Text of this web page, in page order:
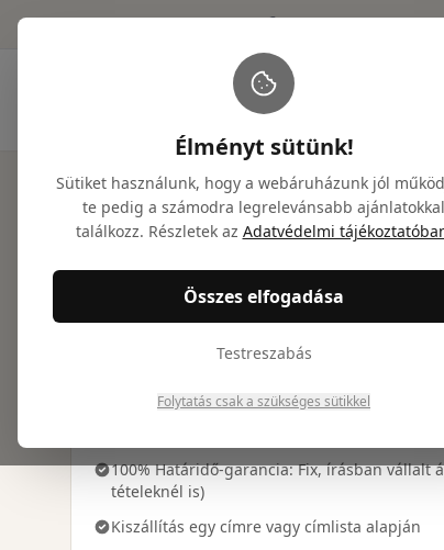
info@nicetogiveyou.com +36 20 946 9486
Főoldal / Ajándékcsomagok / Gourmet pezsgő
Miért válassz minket?
Prémium, mágneszáras díszdobozos
Cégek számára logózott ajándékdoboz is
100% Határidő-garancia: Fix, írásban vállalt
tételeknél is)
Kiszállítás egy címre vagy címlista alapján
Élményt sütünk!
Sütiket használunk, hogy a webáruházunk jól
te pedig a számodra legrelevánsabb ajánlatokkal
találkozz. Részletek az Adatvédelmi
Összes elfogadása
Testreszabás
Folytatás csak a szükséges sütikkel